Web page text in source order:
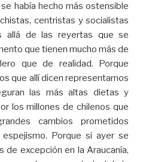
había hecho más ostensible
centristas y socialistas
allá de las reyertas que se
que tienen mucho más de
que de realidad. Porque
que allí dicen representarnos
las más altas dietas y
los millones de chilenos que
cambios prometidos
Porque si ayer se
de excepción en la Araucanía,